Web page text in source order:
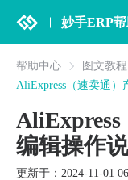
妙手ERP
帮助中心 图文教程
AliExpress（速卖通）
编辑操作
更新于：2024-11-01